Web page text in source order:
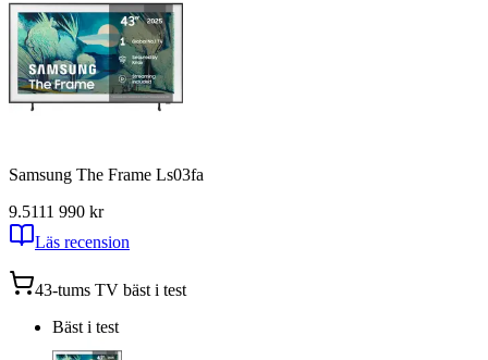
Samsung The Frame Ls03fa
9.5111 990 kr
Läs recension
43-tums TV bäst i test
Bäst i test